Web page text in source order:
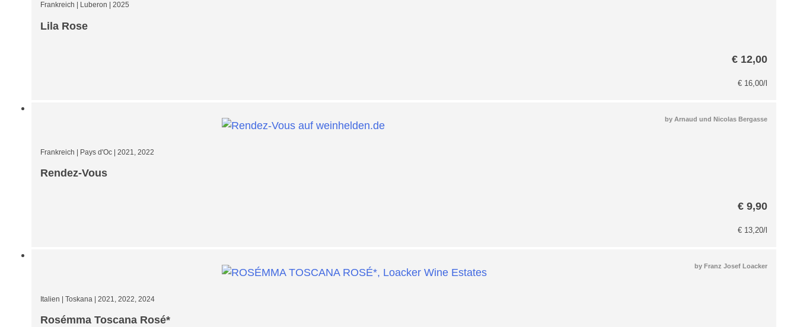
Frankreich Luberon 2025
Lila Rose
€ 12,00
€ 16,00/l
by Arnaud und Nicolas Bergasse
Frankreich | Pays d'Oc| 2021, 2022
Rendez-Vous
€ 9,90
€ 13,20/l
by Franz Josef Loacker
Italien | Toskana | 2021, 2022, 2024
Rosémma Toscana Rosé*